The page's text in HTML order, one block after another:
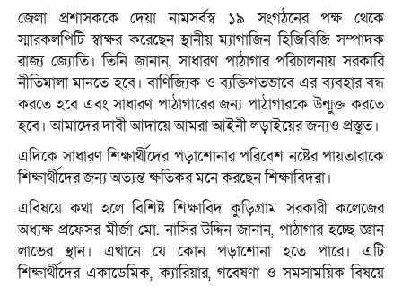
জেলা প্রশাসককে দেয়া নামসর্বস্ব ১৯ সংগঠনের পক্ষ থেকে
স্মারকলপিটি স্বাক্ষর করেছেন স্থানীয় ম্যাগাজিন হিজিবিজি সম্পাদক
রাজ্য জ্যোতি। তিনি জানান, সাধারণ পাঠাগার পরিচালনায় সরকারি
নীতিমালা মানতে হবে। বাণিজ্যিক ও ব্যক্তিগতভাবে এর ব্যবহার বন্ধ
করতে হবে এবং সাধারণ পাঠাগারের জন্য পাঠাগারকে উন্মুক্ত করতে
হবে। আমাদের দাবী আদায়ে আমরা আইনী লড়াইয়ের জন্যও প্রস্তুত।
এদিকে সাধারণ শিক্ষার্থীদের পড়াশোনার পরিবেশ নষ্টের পায়তারাকে
শিক্ষার্থীদের জন্য অত্যন্ত ক্ষতিকর মনে করছেন শিক্ষাবিদরা।
এবিষয়ে কথা হলে বিশিষ্ট শিক্ষাবিদ কুড়িগ্রাম সরকারী কলেজের
অধ্যক্ষ প্রফেসর মীর্জা মো. নাসির উদ্দিন জানান, পাঠাগার হচ্ছে জ্ঞান
লাভের স্থান। এখানে যে কোন পড়াশোনা হতে পারে। এটি
শিক্ষার্থীদের একাডেমিক, ক্যারিয়ার, গবেষণা ও সমসাময়িক বিষয়ে